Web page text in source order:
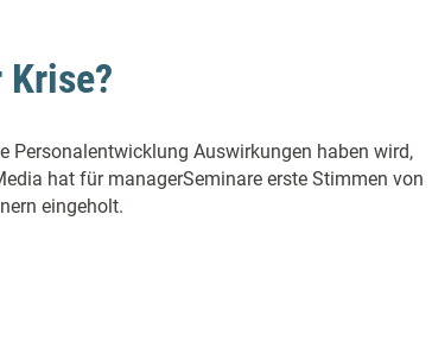
Personalentwicklung Auswirkungen haben wird,
hat für managerSeminare erste Stimmen von
eingeholt.